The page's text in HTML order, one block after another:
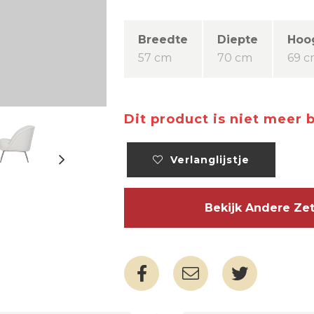
Breedte
57 cm
Diepte
70 cm
69
Dit product is niet meer
Verlanglijstje
Bekijk Andere